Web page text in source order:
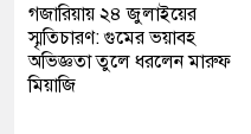
গজারিয়ায় ২৪ জুলাইয়ের
স্মৃতিচারণ: গুমের ভয়াবহ
অভিজ্ঞতা তুলে ধরলেন মারুফ
মিয়াজি